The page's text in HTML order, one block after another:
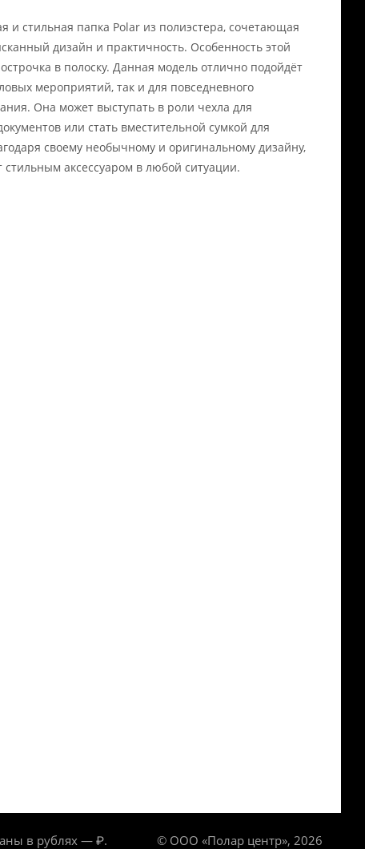
и стильная папка Polar из полиэстера, сочетающая
дизайн и практичность. Особенность этой
в полоску. Данная модель отлично подойдёт
мероприятий, так и для повседневного
Она может выступать в роли чехла для
или стать вместительной сумкой для
своему необычному и оригинальному дизайну,
стильным аксессуаром в любой ситуации.
в рублях — ₽. © ООО «Полар центр», 2026